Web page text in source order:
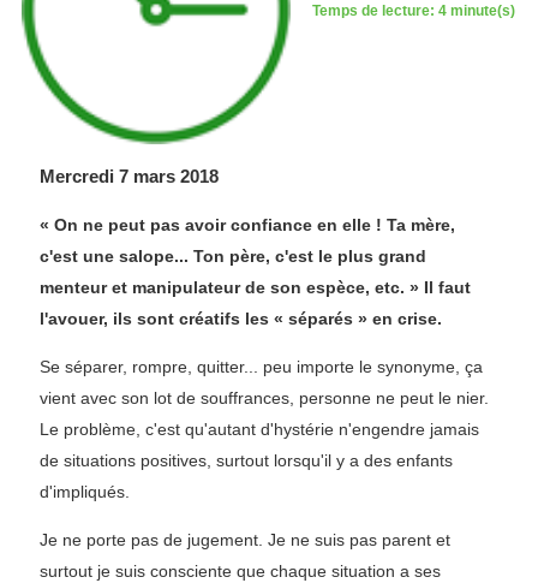
Temps de lecture: 4 minute(s)
Mercredi 7 mars 2018
« On ne peut pas avoir confiance en elle ! Ta mère,
c'est une salope... Ton père, c'est le plus grand
menteur et manipulateur de son espèce, etc. » Il faut
l'avouer, ils sont créatifs les « séparés » en crise.
Se séparer, rompre, quitter... peu importe le synonyme, ça
vient avec son lot de souffrances, personne ne peut le nier.
Le problème, c'est qu'autant d'hystérie n'engendre jamais
de situations positives, surtout lorsqu'il y a des enfants
d'impliqués.
Je ne porte pas de jugement. Je ne suis pas parent et
surtout je suis consciente que chaque situation a ses